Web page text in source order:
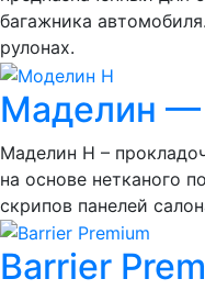
багажника
рулонах.
Маделин
Маделин Н –
на основе нетканого
скрипов панелей
Barrier